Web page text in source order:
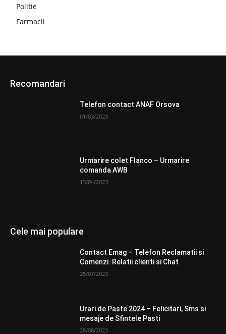
Politie
Farmacii
Recomandari
Telefon contact ANAF Orsova
01/03/2023
Urmarire colet Flanco – Urmarire
comanda AWB
13/04/2023
Cele mai populare
Contact Emag – Telefon Reclamatii si
Comenzi. Relatii clienti si Chat
25/07/2023
Urari de Paste 2024 – Felicitari, Sms si
mesaje de Sfintele Pasti
28/08/2023